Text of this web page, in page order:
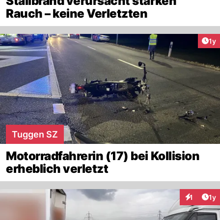
Rauch – keine Verletzten
1y
Tuggen SZ
Motorradfahrerin (17) bei Kollision
erheblich verletzt
1 1y